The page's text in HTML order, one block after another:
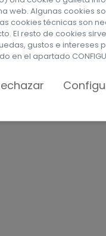
Para ampliar
enlace.
web. Algunas cookies
cookies técnicas son
El resto de cookies
gustos e intereses
en el apartado